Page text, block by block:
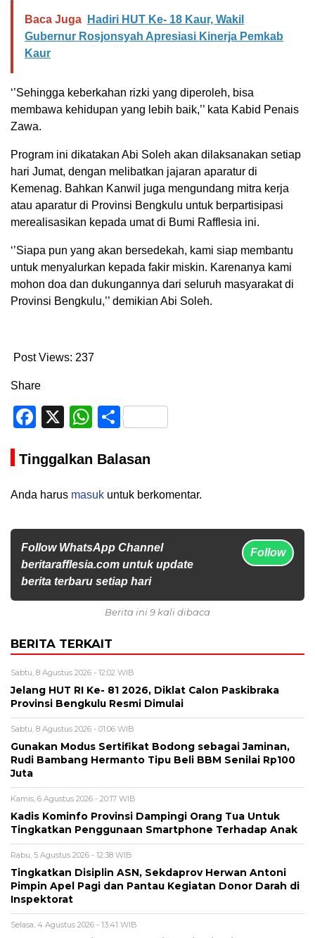
Baca Juga
Hadiri HUT Ke- 18 Kaur, Wakil
Gubernur Rosjonsyah Apresiasi Kinerja Pemkab
Kaur
‘’Sehingga keberkahan rizki yang diperoleh, bisa
membawa kehidupan yang lebih baik,’’ kata Kabid Penais
Zawa.
Program ini dikatakan Abi Soleh akan dilaksanakan setiap
hari Jumat, dengan melibatkan jajaran aparatur di
Kemenag. Bahkan Kanwil juga mengundang mitra kerja
atau aparatur di Provinsi Bengkulu untuk berpartisipasi
merealisasikan kepada umat di Bumi Rafflesia ini.
‘’Siapa pun yang akan bersedekah, kami siap membantu
untuk menyalurkan kepada fakir miskin. Karenanya kami
mohon doa dan dukungannya dari seluruh masyarakat di
Provinsi Bengkulu,’’ demikian Abi Soleh.
Post Views: 237
Share
Facebook
X WhatsApp
Share
Tinggalkan Balasan
Anda harus masuk untuk berkomentar.
Follow WhatsApp Channel
beritarafflesia.com untuk update
berita terbaru setiap hari
Follow
Berita ini 9 kali dibaca
BERITA TERKAIT
Sabtu, 8 Agustus 2026 - 12:02 WIB
Jelang HUT RI Ke- 81 2026, Diklat Calon Paskibraka
Provinsi Bengkulu Resmi Dimulai
Sabtu, 8 Agustus 2026 - 01:06 WIB
Gunakan Modus Sertifikat Bodong sebagai Jaminan,
Rudi Bambang Hermanto Tipu Beli BBM Senilai Rp100
Juta
Kamis, 6 Agustus 2026 - 20:17 WIB
Kadis Kominfo Provinsi Dampingi Orang Tua Untuk
Tingkatkan Penggunaan Smartphone Terhadap Anak
Rabu, 5 Agustus 2026 - 12:38 WIB
Tingkatkan Disiplin ASN, Sekdaprov Herwan Antoni
Pimpin Apel Pagi dan Pantau Kegiatan Donor Darah di
Inspektorat
Selasa, 4 Agustus 2026 - 13:41 WIB